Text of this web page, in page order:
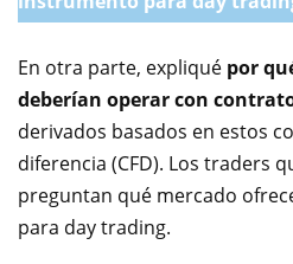
En otra parte, expliqué por
deberían operar con
derivados basados en estos
diferencia (CFD). Los traders
preguntan qué mercado
para day trading.